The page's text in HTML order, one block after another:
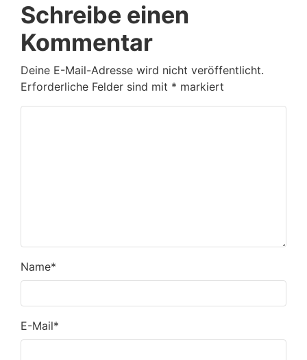
Schreibe einen
Kommentar
Deine E-Mail-Adresse wird nicht veröffentlicht.
Erforderliche Felder sind mit * markiert
Name*
E-Mail*